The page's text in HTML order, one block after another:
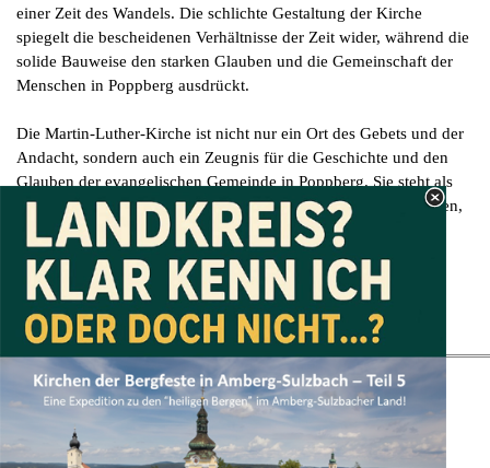
einer Zeit des Wandels. Die schlichte Gestaltung der Kirche
spiegelt die bescheidenen Verhältnisse der Zeit wider, während die
solide Bauweise den starken Glauben und die Gemeinschaft der
Menschen in Poppberg ausdrückt.
Die Martin-Luther-Kirche ist nicht nur ein Ort des Gebets und der
Andacht, sondern auch ein Zeugnis für die Geschichte und den
Glauben der evangelischen Gemeinde in Poppberg. Sie steht als
Symbol für die Widerstandsfähigkeit und den Mut der Menschen,
in schwierigen Zeiten etwas Neues zu schaffen.
Zurück